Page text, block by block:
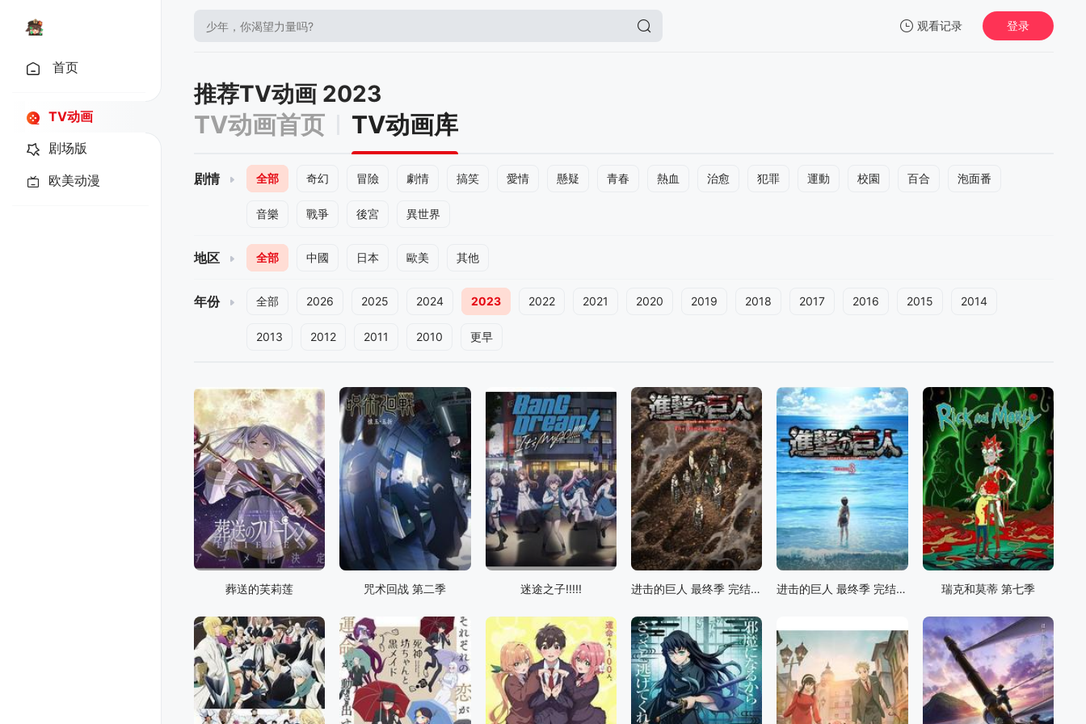
观看记录 登录
首页
TV动画
剧场版
欧美动漫
推荐TV动画 2023
TV动画首页 TV动画库
剧情 全部 奇幻 冒險 劇情 搞笑 愛情 懸疑 青春 熱血 治愈 犯罪 運動 校園 百合 泡面番
音樂 戰爭 後宮 異世界
地区 全部 中國 日本 歐美 其他
年份 全部 2026 2025 2024 2023 2022 2021 2020 2019 2018 2017 2016 2015 2014
2013 2012 2011 2010 更早
葬送的芙莉莲 咒术回战 第二季 迷途之子!!!!! 进击的巨人 最终季 完结篇 前篇 进击的巨人 最终季 完结篇 后篇 瑞克和莫蒂 第七季